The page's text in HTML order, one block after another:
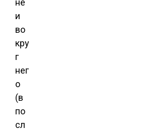
не
и
во
кру
г
нег
о
(в
по
сл